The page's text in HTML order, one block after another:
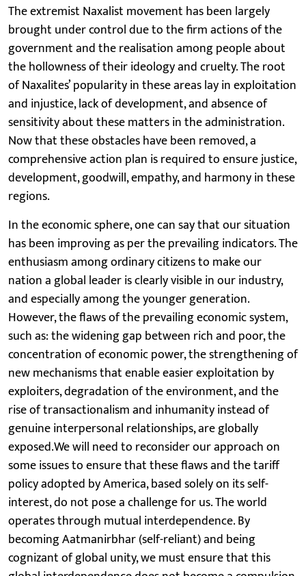
The extremist Naxalist movement has been largely
brought under control due to the firm actions of the
government and the realisation among people about
the hollowness of their ideology and cruelty. The root
of Naxalites’ popularity in these areas lay in exploitation
and injustice, lack of development, and absence of
sensitivity about these matters in the administration.
Now that these obstacles have been removed, a
comprehensive action plan is required to ensure justice,
development, goodwill, empathy, and harmony in these
regions.
In the economic sphere, one can say that our situation
has been improving as per the prevailing indicators. The
enthusiasm among ordinary citizens to make our
nation a global leader is clearly visible in our industry,
and especially among the younger generation.
However, the flaws of the prevailing economic system,
such as: the widening gap between rich and poor, the
concentration of economic power, the strengthening of
new mechanisms that enable easier exploitation by
exploiters, degradation of the environment, and the
rise of transactionalism and inhumanity instead of
genuine interpersonal relationships, are globally
exposed.We will need to reconsider our approach on
some issues to ensure that these flaws and the tariff
policy adopted by America, based solely on its self-
interest, do not pose a challenge for us. The world
operates through mutual interdependence. By
becoming Aatmanirbhar (self-reliant) and being
cognizant of global unity, we must ensure that this